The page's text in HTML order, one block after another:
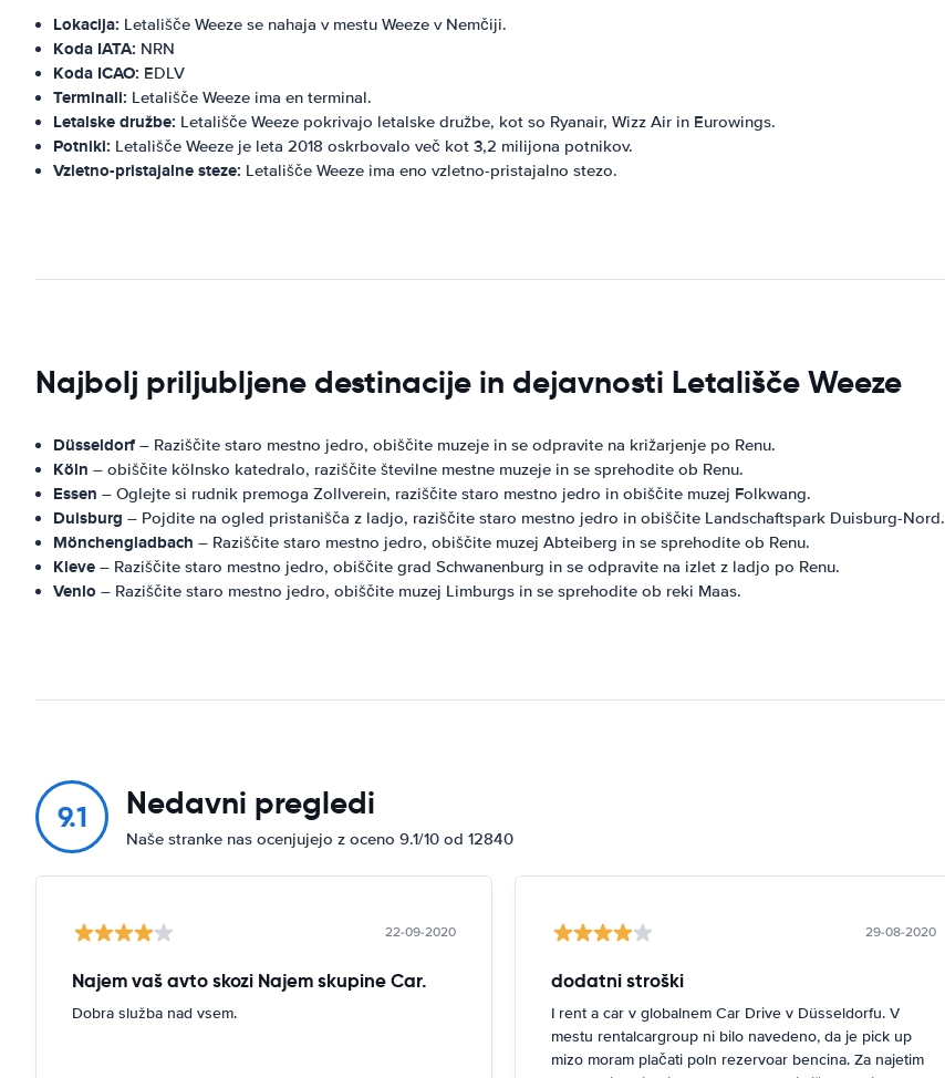
Lokacija: Letališče Weeze se nahaja v mestu Weeze v Nemčiji.
Koda IATA: NRN
Koda ICAO: EDLV
Terminali: Letališče Weeze ima en terminal.
Letalske družbe: Letališče Weeze pokrivajo letalske družbe, kot so Ryanair, Wizz Air in Eurowings.
Potniki: Letališče Weeze je leta 2018 oskrbovalo več kot 3,2 milijona potnikov.
Vzletno-pristajalne steze: Letališče Weeze ima eno vzletno-pristajalno stezo.
Najbolj priljubljene destinacije in dejavnosti Letališče Weeze
Düsseldorf – Raziščite staro mestno jedro, obiščite muzeje in se odpravite na križarjenje po Renu.
Köln – obiščite kölnsko katedralo, raziščite številne mestne muzeje in se sprehodite ob Renu.
Essen – Oglejte si rudnik premoga Zollverein, raziščite staro mestno jedro in obiščite muzej Folkwang.
Duisburg – Pojdite na ogled pristanišča z ladjo, raziščite staro mestno jedro in obiščite Landschaftspark Duisburg-Nord.
Mönchengladbach – Raziščite staro mestno jedro, obiščite muzej Abteiberg in se sprehodite ob Renu.
Kleve – Raziščite staro mestno jedro, obiščite grad Schwanenburg in se odpravite na izlet z ladjo po Renu.
Venlo – Raziščite staro mestno jedro, obiščite muzej Limburgs in se sprehodite ob reki Maas.
9.1 Nedavni pregledi
Naše stranke nas ocenjujejo z oceno 9.1/10 od 12840
22-09-2020
Najem vaš avto skozi Najem skupine Car.
Dobra služba nad vsem.
29-08-2020
dodatni stroški
I rent a car v globalnem Car Drive v Düsseldorfu. V
mestu rentalcargroup ni bilo navedeno, da je pick up
mizo moram plačati poln rezervoar bencina. Za najetim